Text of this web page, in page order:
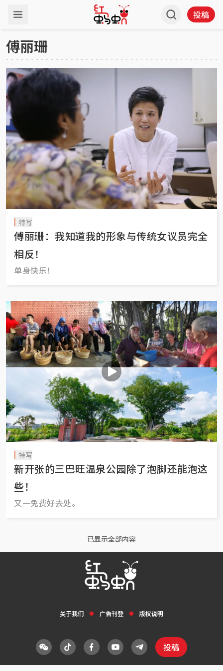
投稿
傅丽珊
特写
傅丽珊：我知道我的形象与传统女议员完全
相反！
单身快乐！
特写
新开张的三巴旺温泉公园除了泡脚还能泡这
些！
又一免费好去处。
已显示全部内容
关于我们 广告刊登 版权说明
投稿